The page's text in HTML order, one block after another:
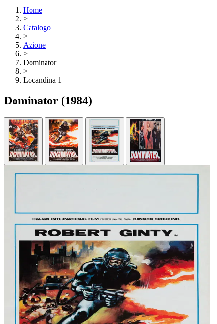
Home
>
Catalogo
>
Azione
>
Dominator
>
Locandina 1
Dominator (1984)